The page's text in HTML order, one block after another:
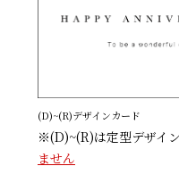
(D)~(R)デザインカード
※(D)~(R)は定型デザイン
ません